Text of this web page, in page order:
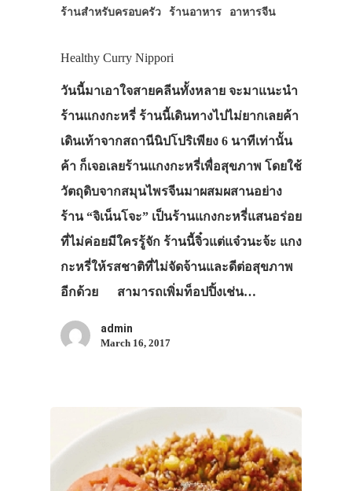
ร้านสำหรับครอบครัว ร้านอาหาร อาหารจีน
Healthy Curry Nippori
วันนี้มาเอาใจสายคลีนทั้งหลาย จะมาแนะนำ
ร้านแกงกะหรี่ ร้านนี้เดินทางไปไม่ยากเลยค้า
เดินเท้าจากสถานีนิปโปริเพียง 6 นาทีเท่านั้น
ค้า ก็เจอเลยร้านแกงกะหรี่เพื่อสุขภาพ โดยใช้
วัตถุดิบจากสมุนไพรจีนมาผสมผสานอย่าง
ร้าน “จิเน็นโจะ” เป็นร้านแกงกะหรี่แสนอร่อย
ที่ไม่ค่อยมีใครรู้จัก ร้านนี้จิ๋วแต่แจ๋วนะจ้ะ แกง
กะหรี่ให้รสชาติที่ไม่จัดจ้านและดีต่อสุขภาพ
อีกด้วย สามารถเพิ่มท็อปปิ้งเช่น…
admin
March 16, 2017